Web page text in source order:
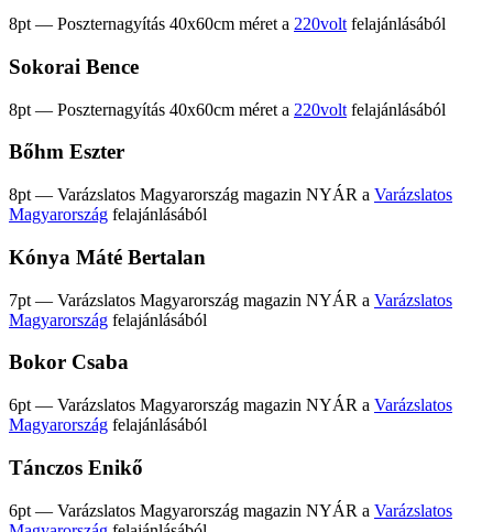
8pt — Poszternagyítás 40x60cm méret a 220volt felajánlásából
Sokorai Bence
8pt — Poszternagyítás 40x60cm méret a 220volt felajánlásából
Bőhm Eszter
8pt — Varázslatos Magyarország magazin NYÁR a Varázslatos
Magyarország felajánlásából
Kónya Máté Bertalan
7pt — Varázslatos Magyarország magazin NYÁR a Varázslatos
Magyarország felajánlásából
Bokor Csaba
6pt — Varázslatos Magyarország magazin NYÁR a Varázslatos
Magyarország felajánlásából
Tánczos Enikő
6pt — Varázslatos Magyarország magazin NYÁR a Varázslatos